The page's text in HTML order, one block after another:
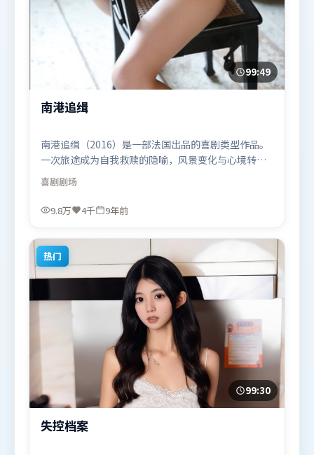
99:49
南港追缉
南港追缉（2016）是一部法国出品的喜剧类型作品。
一次旅途成为自我救赎的隐喻，风景变化与心境转折
彼此呼应。人物关系网复杂却不凌乱，每场对手戏都
推动信息增量。由王家卫执导，奥卡菲娜、雷佳音、
廖凡，马东锡、杨幂、沈腾等联袂出演。影片于2016
剧题材的观众观看。
喜剧剧场
9.8万 4千 9年前
热门
99:30
失控档案